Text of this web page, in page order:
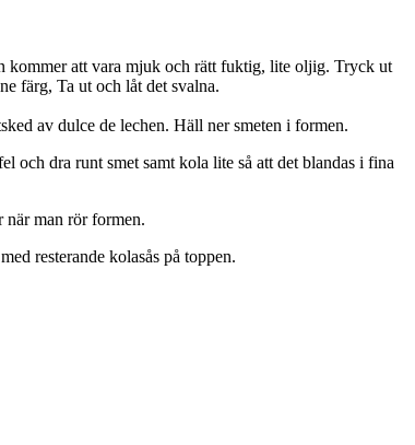
kommer att vara mjuk och rätt fuktig, lite oljig. Tryck ut
färg, Ta ut och låt det svalna.
av dulce de lechen. Häll ner smeten i formen.
och dra runt smet samt kola lite så att det blandas i fina
när man rör formen.
resterande kolasås på toppen.